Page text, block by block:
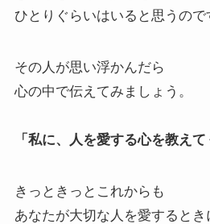
ひとりぐらいはいると思うので
その人が思い浮かんだら
心の中で伝えてみましょう。
「私に、人を愛する心を教えて
きっときっとこれからも
あなたが大切な人を愛するとき